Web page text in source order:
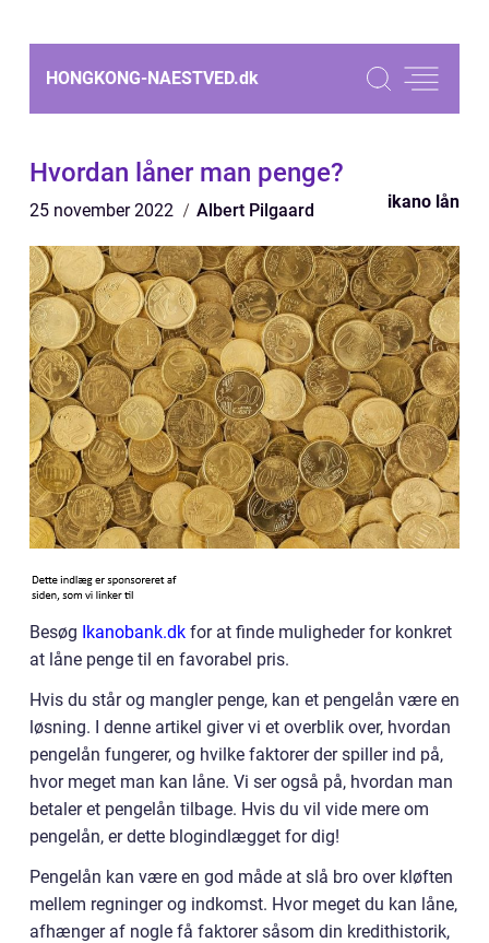
HONGKONG-NAESTVED.dk
Hvordan låner man penge?
25 november 2022 Albert Pilgaard ikano lån
Besøg Ikanobank.dk for at finde muligheder for konkret
at låne penge til en favorabel pris.
Hvis du står og mangler penge, kan et pengelån være en
løsning. I denne artikel giver vi et overblik over, hvordan
pengelån fungerer, og hvilke faktorer der spiller ind på,
hvor meget man kan låne. Vi ser også på, hvordan man
betaler et pengelån tilbage. Hvis du vil vide mere om
pengelån, er dette blogindlægget for dig!
Pengelån kan være en god måde at slå bro over kløften
mellem regninger og indkomst. Hvor meget du kan låne,
afhænger af nogle få faktorer såsom din kredithistorik,